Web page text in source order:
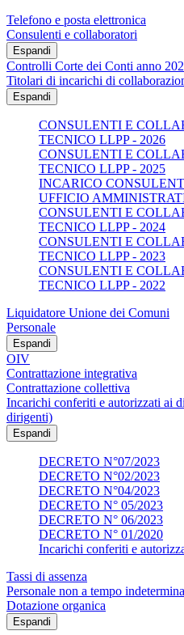
Telefono e posta elettronica
Consulenti e collaboratori
Espandi
Controlli Corte dei Conti anno
Titolari di incarichi di
Espandi
CONSULENTI E
TECNICO LLPP - 2026
CONSULENTI E
TECNICO LLPP - 2025
INCARICO
UFFICIO
CONSULENTI E
TECNICO LLPP - 2024
CONSULENTI E
TECNICO LLPP - 2023
CONSULENTI E
TECNICO LLPP - 2022
Liquidatore Unione dei Comuni
Personale
Espandi
OIV
Contrattazione integrativa
Contrattazione collettiva
Incarichi conferiti e autorizzati ai
dirigenti)
Espandi
DECRETO N°07/2023
DECRETO N°02/2023
DECRETO N°04/2023
DECRETO N° 05/2023
DECRETO N° 06/2023
DECRETO N° 01/2020
Incarichi conferiti e
Tassi di assenza
Personale non a tempo
Dotazione organica
Espandi